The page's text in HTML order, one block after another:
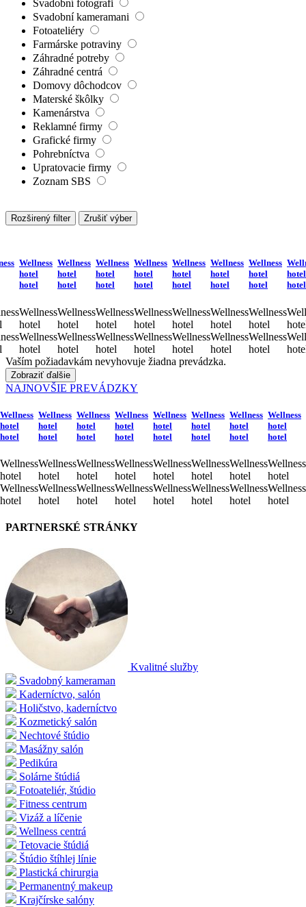
Svadobní fotografi
Svadobní kameramani
Fotoateliéry
Farmárske potraviny
Záhradné potreby
Záhradné centrá
Domovy dôchodcov
Materské škôlky
Kamenárstva
Reklamné firmy
Grafické firmy
Pohrebníctva
Upratovacie firmy
Zoznam SBS
Rozširený filter Zrušiť výber
Wellness
hotel
hotel
Wellness
hotel
Wellness
hotel
Wellness
hotel
hotel
Wellness
hotel
Wellness
hotel
Wellness
hotel
hotel
Wellness
hotel
Wellness
hotel
Wellness
hotel
hotel
Wellness
hotel
Wellness
hotel
Wellness
hotel
hotel
Wellness
hotel
Wellness
hotel
Wellness
hotel
hotel
Wellness
hotel
Wellness
hotel
Wellness
hotel
hotel
Wellness
hotel
Wellness
hotel
hotel
hotel
Vaším požiadavkám nevyhovuje žiadna prevádzka.
Zobraziť ďalšie
NAJNOVŠIE PREVÁDZKY
Wellness
hotel
hotel
Wellness
hotel
Wellness
hotel
Wellness
hotel
hotel
Wellness
hotel
Wellness
hotel
Wellness
hotel
hotel
Wellness
hotel
Wellness
hotel
Wellness
hotel
hotel
Wellness
hotel
Wellness
hotel
Wellness
hotel
hotel
Wellness
hotel
Wellness
hotel
Wellness
hotel
hotel
Wellness
hotel
Wellness
hotel
Wellness
hotel
hotel
Wellness
hotel
Wellness
hotel
Wellness
hotel
hotel
Wellness
hotel
Wellness
hotel
PARTNERSKÉ STRÁNKY
Kvalitné služby
Svadobný kameraman
Kaderníctvo, salón
Holičstvo, kaderníctvo
Kozmetický salón
Nechtové štúdio
Masážny salón
Pedikúra
Solárne štúdiá
Fotoateliér, štúdio
Fitness centrum
Vizáž a líčenie
Wellness centrá
Tetovacie štúdiá
Štúdio štíhlej línie
Plastická chirurgia
Permanentný makeup
Krajčírske salóny